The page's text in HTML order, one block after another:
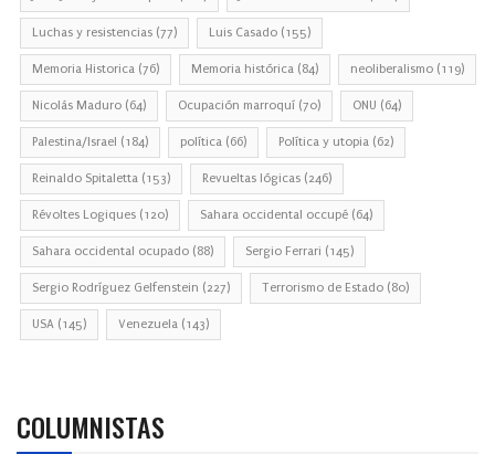
Luchas y resistencias (77) Luis Casado (155)
Memoria Historica (76) Memoria histórica (84) neoliberalismo (119)
Nicolás Maduro (64) Ocupación marroquí (70) ONU (64)
Palestina/Israel (184) política (66) Política y utopia (62)
Reinaldo Spitaletta (153) Revueltas lógicas (246)
Révoltes Logiques (120) Sahara occidental occupé (64)
Sahara occidental ocupado (88) Sergio Ferrari (145)
Sergio Rodríguez Gelfenstein (227) Terrorismo de Estado (80)
USA (145) Venezuela (143)
COLUMNISTAS